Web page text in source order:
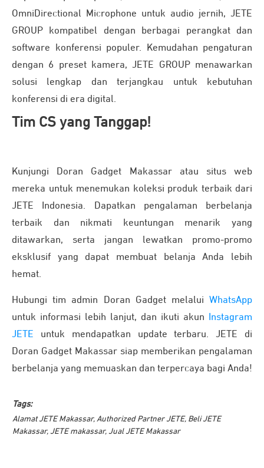
OmniDirectional Microphone untuk audio jernih, JETE
GROUP kompatibel dengan berbagai perangkat dan
software konferensi populer. Kemudahan pengaturan
dengan 6 preset kamera, JETE GROUP menawarkan
solusi lengkap dan terjangkau untuk kebutuhan
konferensi di era digital.
Tim CS yang Tanggap!
Kunjungi Doran Gadget Makassar atau situs web
mereka untuk menemukan koleksi produk terbaik dari
JETE Indonesia. Dapatkan pengalaman berbelanja
terbaik dan nikmati keuntungan menarik yang
ditawarkan, serta jangan lewatkan promo-promo
eksklusif yang dapat membuat belanja Anda lebih
hemat.
Hubungi tim admin Doran Gadget melalui WhatsApp
untuk informasi lebih lanjut, dan ikuti akun Instagram
JETE untuk mendapatkan update terbaru. JETE di
Doran Gadget Makassar siap memberikan pengalaman
berbelanja yang memuaskan dan terpercaya bagi Anda!
Tags:
Alamat JETE Makassar, Authorized Partner JETE, Beli JETE
Makassar, JETE makassar, Jual JETE Makassar